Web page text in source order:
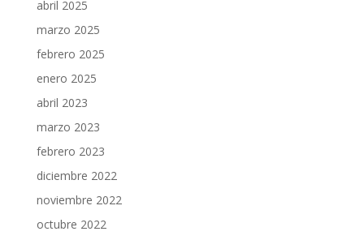
abril 2025
marzo 2025
febrero 2025
enero 2025
abril 2023
marzo 2023
febrero 2023
diciembre 2022
noviembre 2022
octubre 2022